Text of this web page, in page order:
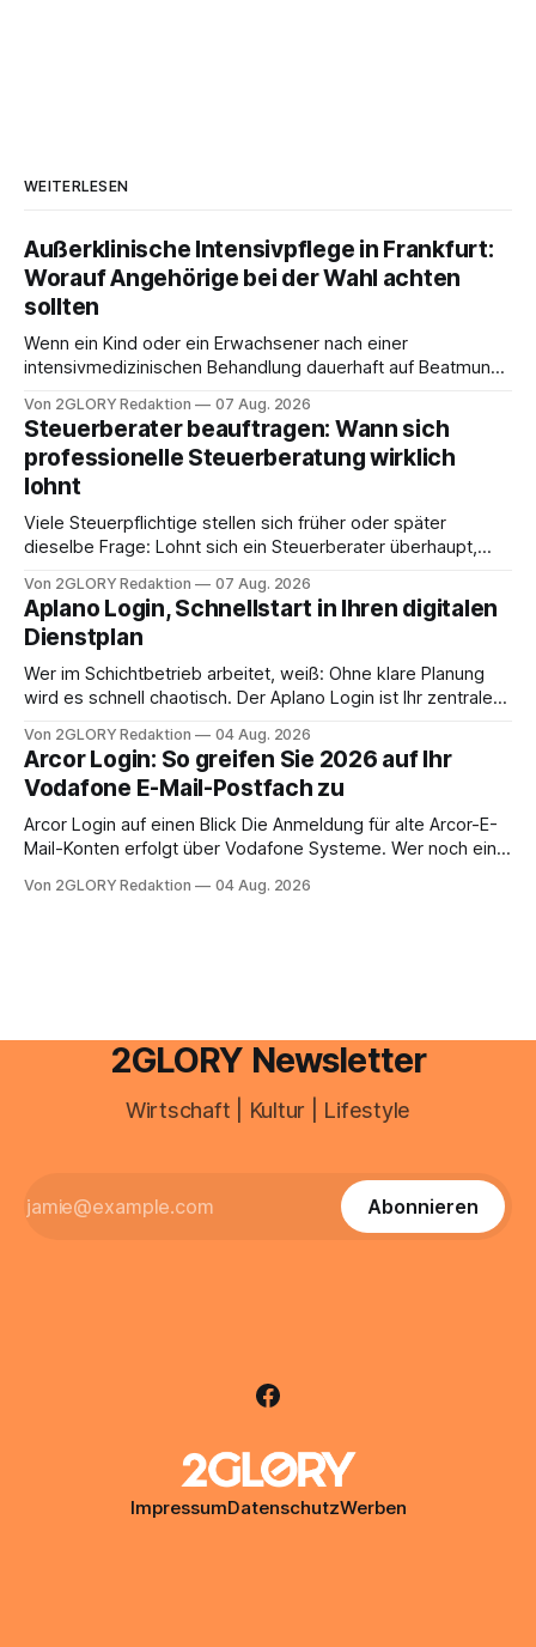
WEITERLESEN
Außerklinische Intensivpflege in Frankfurt:
Worauf Angehörige bei der Wahl achten
sollten
Wenn ein Kind oder ein Erwachsener nach einer
intensivmedizinischen Behandlung dauerhaft auf Beatmung
angewiesen ist, stellt sich für Familien eine schwierige
Frage: Muss die Versorgung dauerhaft in der Klinik bleiben –
oder ist ein Leben zu Hause möglich? Die außerklinische
Intensivpflege bietet genau diese Alternative: Sie
Von 2GLORY Redaktion 07 Aug. 2026
Steuerberater beauftragen: Wann sich
professionelle Steuerberatung wirklich
lohnt
Viele Steuerpflichtige stellen sich früher oder später
dieselbe Frage: Lohnt sich ein Steuerberater überhaupt,
erledigen? Die kurze Antwort: Bei einfachen
Einkommensverhältnissen reicht häufig eine Steuersoftware
aus – sobald jedoch mehrere Einkunftsarten
zusammentreffen oder größere finanzielle Veränderungen
anstehen, zahlt sich professionelle Unterstützung meist
Von 2GLORY Redaktion 07 Aug. 2026
Aplano Login, Schnellstart in Ihren digitalen
Dienstplan
Wer im Schichtbetrieb arbeitet, weiß: Ohne klare Planung
wird es schnell chaotisch. Der Aplano Login ist Ihr zentraler
abwesenheiten und die gesamte kommunikation rund um
Ihr personal digital zu organisieren. In diesem Leitfaden
erfahren Sie alles, was Sie für einen reibungslosen Einstieg
brauchen, von der Registrierung
Von 2GLORY Redaktion 04 Aug. 2026
Arcor Login: So greifen Sie 2026 auf Ihr
Vodafone E-Mail-Postfach zu
Arcor Login auf einen Blick Die Anmeldung für alte Arcor-E-
Mail-Konten erfolgt über Vodafone Systeme. Wer noch eine
besitzt, loggt sich heute über das Vodafone E-Mail & Cloud
Von 2GLORY Redaktion 04 Aug. 2026
2GLORY Newsletter
Wirtschaft | Kultur | Lifestyle
Abonnieren
ImpressumDatenschutzWerben